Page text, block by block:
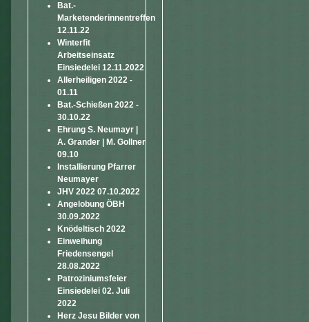
Bat.-
Marketenderinnentreffen
12.11.22
Winterfit
Arbeitseinsatz
Einsiedelei 12.11.2022
Allerheiligen 2022 -
01.11
Bat.-Schießen 2022 -
30.10.22
Ehrung S. Neumayr |
A. Grander | M. Gollner
09.10
Installierung Pfarrer
Neumayer
JHV 2022 07.10.2022
Angelobung ÖBH
30.09.2022
Knödeltisch 2022
Einweihung
Friedensengel
28.08.2022
Patroziniumsfeier
Einsiedelei 02. Juli
2022
Herz Jesu Bilder von